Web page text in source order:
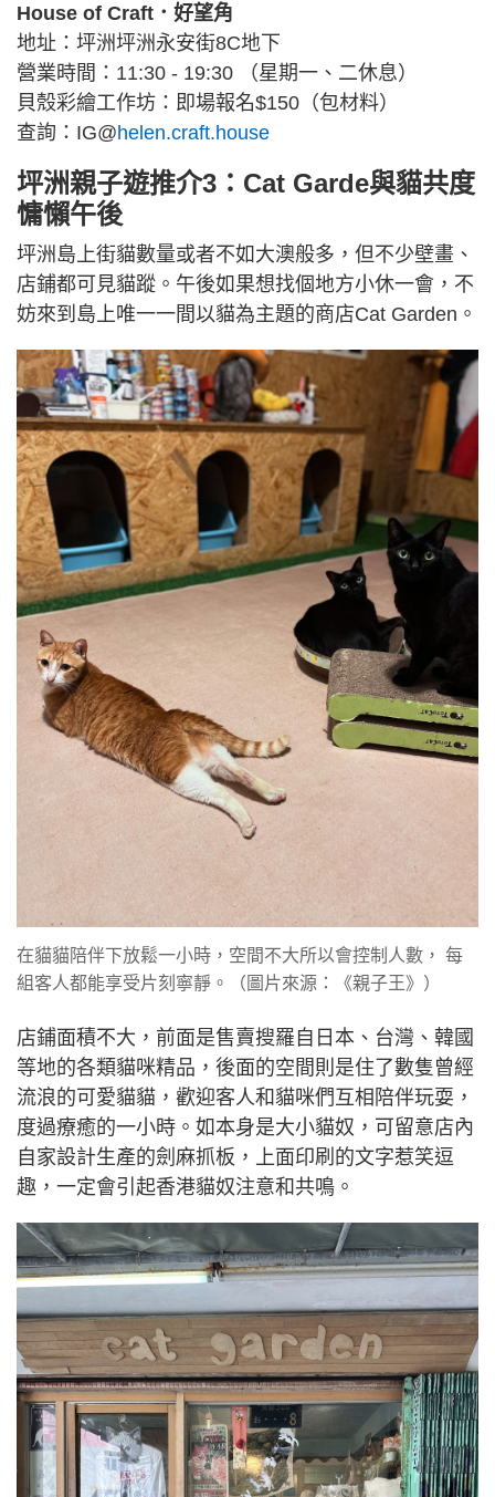
House of Craft．好望角
地址：坪洲坪洲永安街8C地下
營業時間：11:30 - 19:30 （星期一、二休息）
貝殼彩繪工作坊：即場報名$150（包材料）
查詢：IG@helen.craft.house
坪洲親子遊推介3：Cat Garde與貓共度
慵懶午後
坪洲島上街貓數量或者不如大澳般多，但不少壁畫、
店鋪都可見貓蹤。午後如果想找個地方小休一會，不
妨來到島上唯一一間以貓為主題的商店Cat Garden。
在貓貓陪伴下放鬆一小時，空間不大所以會控制人數， 每
組客人都能享受片刻寧靜。（圖片來源：《親子王》）
店鋪面積不大，前面是售賣搜羅自日本、台灣、韓國
等地的各類貓咪精品，後面的空間則是住了數隻曾經
流浪的可愛貓貓，歡迎客人和貓咪們互相陪伴玩耍，
度過療癒的一小時。如本身是大小貓奴，可留意店內
自家設計生產的劍麻抓板，上面印刷的文字惹笑逗
趣，一定會引起香港貓奴注意和共鳴。